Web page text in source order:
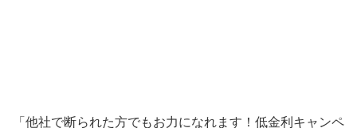
「他社で断られた方でもお力になれます！低金利キャンペ